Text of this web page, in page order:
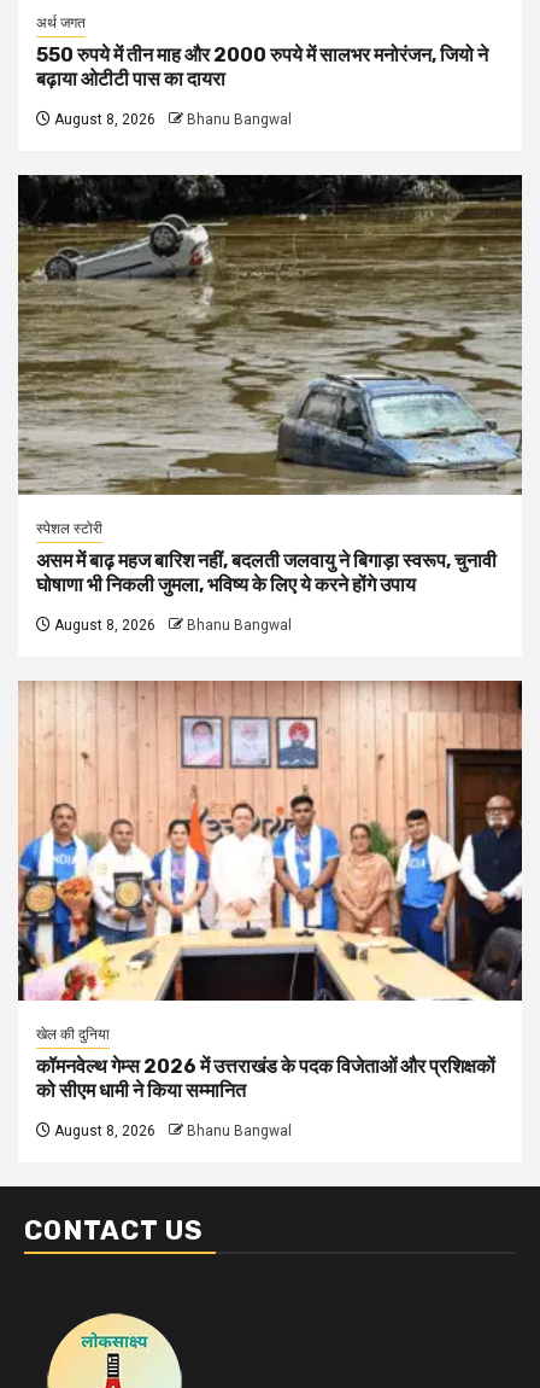
अर्थ जगत
550 रुपये में तीन माह और 2000 रुपये में सालभर मनोरंजन, जियो ने
बढ़ाया ओटीटी पास का दायरा
August 8, 2026 Bhanu Bangwal
स्पेशल स्टोरी
असम में बाढ़ महज बारिश नहीं, बदलती जलवायु ने बिगाड़ा स्वरूप, चुनावी
घोषाणा भी निकली जुमला, भविष्य के लिए ये करने होंगे उपाय
August 8, 2026 Bhanu Bangwal
खेल की दुनिया
कॉमनवेल्थ गेम्स 2026 में उत्तराखंड के पदक विजेताओं और प्रशिक्षकों
को सीएम धामी ने किया सम्मानित
August 8, 2026 Bhanu Bangwal
CONTACT US